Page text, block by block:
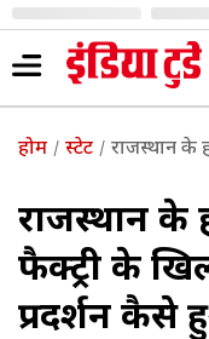
होम स्टेट राजस्थान के
राजस्थान के
फैक्ट्री के
प्रदर्शन